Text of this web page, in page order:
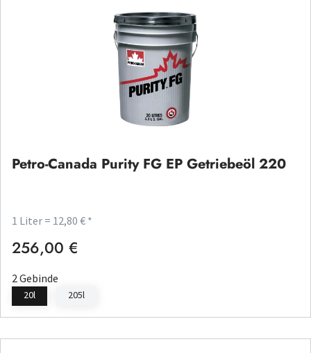
Petro-Canada Purity FG EP Getriebeöl 220
1 Liter = 12,80 € *
Regulärer Preis:
256,00 €
2 Gebinde
20l 205l